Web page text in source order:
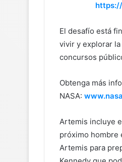
El desafío está
vivir y explorar la
concursos
Obtenga más
NASA:
Artemis incluye
próximo hombre
Artemis para